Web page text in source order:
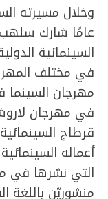
عامًا شارك
السينمائية
في مختلف
في مهرجان
أعماله
التي نشرها في
منشوريّن باللغة